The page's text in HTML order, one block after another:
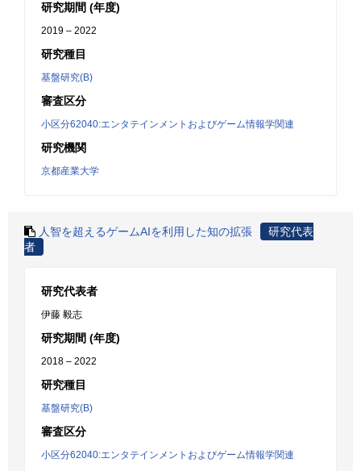
研究期間 (年度)
2019 – 2022
研究種目
基盤研究(B)
審査区分
小区分62040:エンタテインメントおよびゲーム情報学関連
研究機関
京都産業大学
人智を超えるゲームAIを利用した知の拡張
研究代表
者
研究代表者
伊藤 毅志
研究期間 (年度)
2018 – 2022
研究種目
基盤研究(B)
審査区分
小区分62040:エンタテインメントおよびゲーム情報学関連